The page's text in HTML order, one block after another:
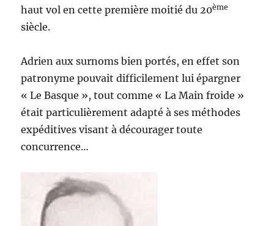
haut vol en cette première moitié du 20ème
siècle.
Adrien aux surnoms bien portés, en effet son
patronyme pouvait difficilement lui épargner
« Le Basque », tout comme « La Main froide »
était particulièrement adapté à ses méthodes
expéditives visant à décourager toute
concurrence…